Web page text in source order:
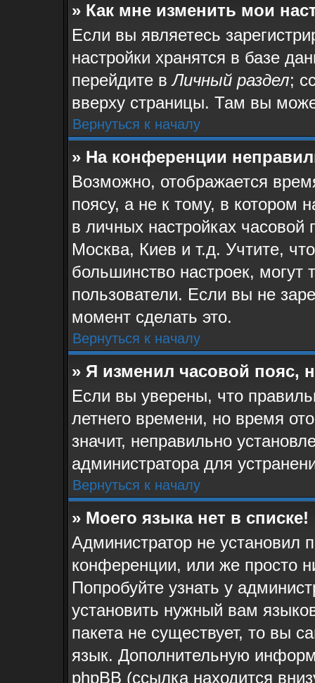
» Как мне изменить мои
Если вы являетесь
настройки хранятся в базе
перейдите вЛичный раздел;
вверху страницы. Там вы
Вернуться к началу
» На конференции
Возможно, отображается
поясу, а не к тому, в котором
в личных настройках часовой
Москва, Киев и т.д. Учтите,
большинство настроек, могут
пользователи. Если вы не
момент сделать это.
Вернуться к началу
» Я изменил часовой пояс,
Если вы уверены, что
летнего времени, но время
значит, неправильно
администратора для
Вернуться к началу
» Моего языка нет в списке!
Администратор не установил
конференции, или же просто
Попробуйте узнать у
установить нужный вам
пакета не существует, то вы
язык. Дополнительную
phpBB (ссылка находится